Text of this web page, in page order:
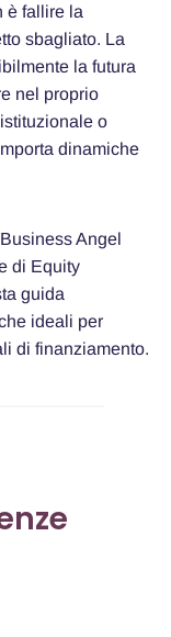
è fallire la
sbagliato. La
la futura
nel proprio
o
dinamiche
Angel
di Equity
guida
ideali per
di finanziamento.